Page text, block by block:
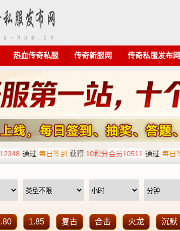
热血传奇私服 传奇新服网 传奇私服发布网